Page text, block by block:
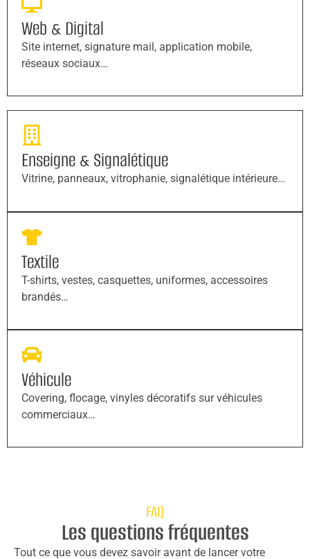
Web & Digital
Site internet, signature mail, application mobile,
réseaux sociaux…
Enseigne & Signalétique
Vitrine, panneaux, vitrophanie, signalétique intérieure…
Textile
T-shirts, vestes, casquettes, uniformes, accessoires
brandés…
Véhicule
Covering, flocage, vinyles décoratifs sur véhicules
commerciaux…
FAQ
Les questions fréquentes
Tout ce que vous devez savoir avant de lancer votre